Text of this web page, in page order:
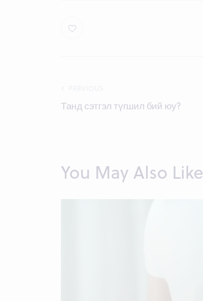
Post
navigation
Танд сэтгэл түгшил бий юу?
You May Also Like